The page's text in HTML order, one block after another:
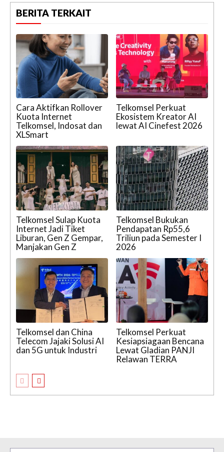
BERITA TERKAIT
Cara Aktifkan Rollover
Kuota Internet
Telkomsel, Indosat dan
XLSmart
Telkomsel Perkuat
Ekosistem Kreator AI
lewat AI Cinefest 2026
Telkomsel Sulap Kuota
Internet Jadi Tiket
Liburan, Gen Z Gempar,
Manjakan Gen Z
Telkomsel Bukukan
Pendapatan Rp55,6
Triliun pada Semester I
2026
Telkomsel dan China
Telecom Jajaki Solusi AI
dan 5G untuk Industri
Telkomsel Perkuat
Kesiapsiagaan Bencana
Lewat Gladian PANJI
Relawan TERRA